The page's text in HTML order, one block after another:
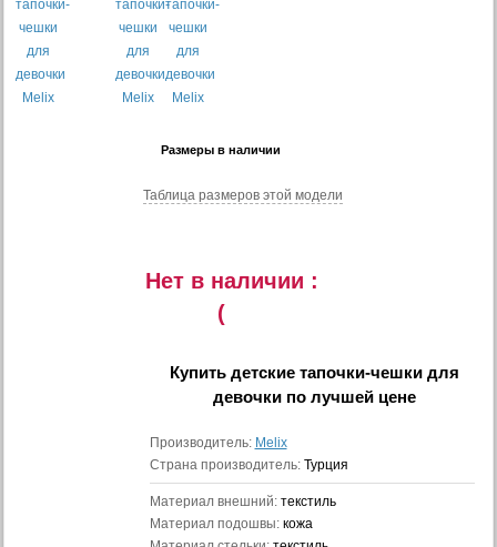
Размеры в наличии
Таблица размеров этой модели
Нет в наличии :
(
Купитьдетские тапочки-чешки для
девочки по лучшей цене
Производитель: Melix
Страна производитель: Турция
Материал внешний: текстиль
Материал подошвы: кожа